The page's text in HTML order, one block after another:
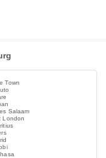
Town
Salaam
London